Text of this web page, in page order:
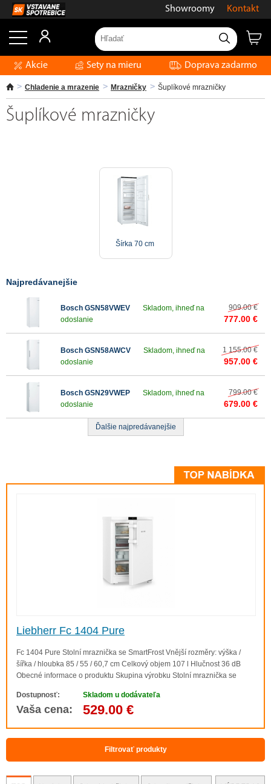
Showroomy Kontakt
Akcie Sety na mieru Doprava zadarmo
Chladenie a mrazenie Mrazničky Šuplíkové mrazničky
Šuplíkové mrazničky
Šírka 70 cm
Najpredávanejšie
Bosch GSN58VWEV
Skladom, ihneď na
odoslanie
909.00 €
777.00 €
Bosch GSN58AWCV
Skladom, ihneď na
odoslanie
1 155.00 €
957.00 €
Bosch GSN29VWEP
Skladom, ihneď na
odoslanie
799.00 €
679.00 €
Ďalšie najpredávanejšie
Liebherr Fc 1404 Pure
Fc 1404 Pure Stolní mraznička se SmartFrost Vnější rozměry: výška /
šířka / hloubka 85 / 55 / 60,7 cm Celkový objem 107 l Hlučnost 36 dB
Obecné informace o produktu Skupina výrobku Stolní mraznička se
Energetická třída C ..
Dostupnosť: Skladom u dodávateľa
Vaša cena: 529.00 €
Filtrovať produkty